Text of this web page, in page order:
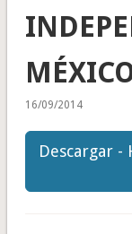
16/09/2014
Descargar -